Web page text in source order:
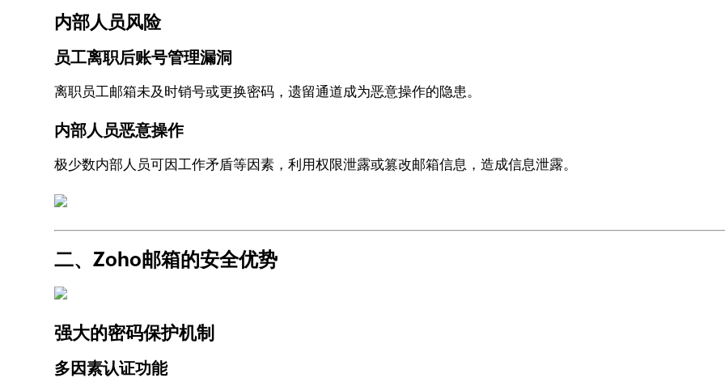
内部人员风险
员工离职后账号管理漏洞
离职员工邮箱未及时销号或更换密码，遗留通道成为恶意操作的隐患。
内部人员恶意操作
极少数内部人员可因工作矛盾等因素，利用权限泄露或篡改邮箱信息，造成信息泄露。
二、Zoho邮箱的安全优势
强大的密码保护机制
多因素认证功能